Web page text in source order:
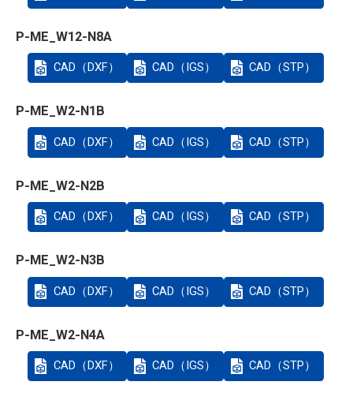
P-ME_W12-N8A
CAD（DXF） CAD（IGS） CAD（STP）
P-ME_W2-N1B
CAD（DXF） CAD（IGS） CAD（STP）
P-ME_W2-N2B
CAD（DXF） CAD（IGS） CAD（STP）
P-ME_W2-N3B
CAD（DXF） CAD（IGS） CAD（STP）
P-ME_W2-N4A
CAD（DXF） CAD（IGS） CAD（STP）